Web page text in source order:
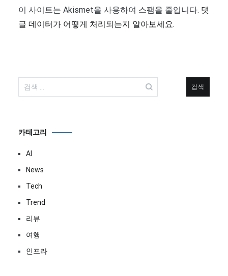
이 사이트는 Akismet을 사용하여 스팸을 줄입니다. 댓
글 데이터가 어떻게 처리되는지 알아보세요.
색:
카테고리
AI
News
Tech
Trend
리뷰
여행
인프라